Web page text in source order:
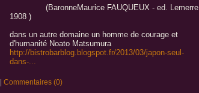
(BaronneMaurice FAUQUEUX - ed. Lemerre
1908 )
dans un autre domaine un homme de courage et
d'humanité Noato Matsumura
http://bistrobarblog.blogspot.fr/2013/03/japon-seul-
dans-...
Commentaires (0)